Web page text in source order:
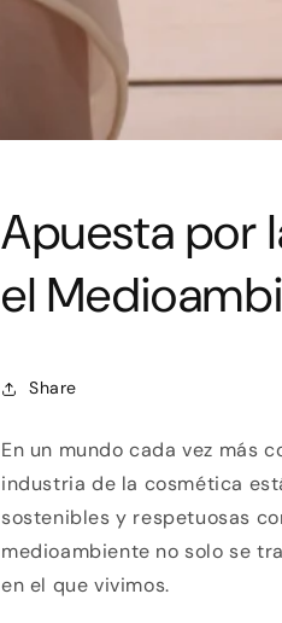
Apuesta por
el
Share
En un mundo cada vez más
industria de la cosmética
sostenibles y respetuosas
medioambiente no solo se
en el que vivimos.